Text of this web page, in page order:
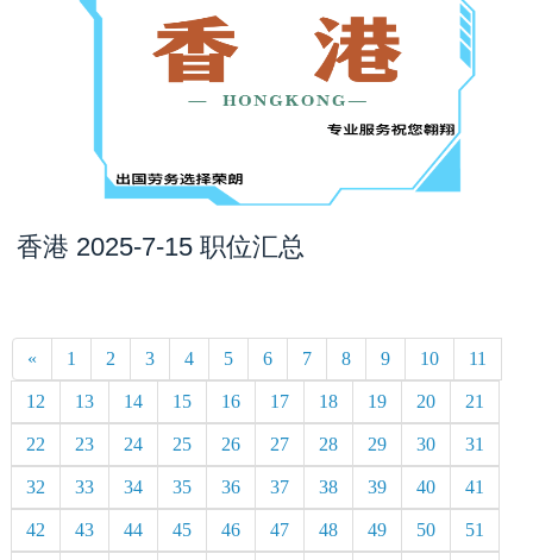
香港 2025-7-15 职位汇总
« 1 2 3 4 5 6 7 8 9 10 11
12 13 14 15 16 17 18 19 20 21
22 23 24 25 26 27 28 29 30 31
32 33 34 35 36 37 38 39 40 41
42 43 44 45 46 47 48 49 50 51